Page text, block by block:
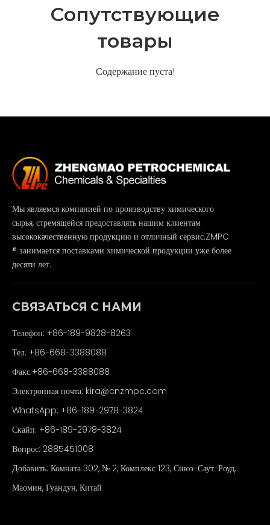
Cопутствующие
товары
Содержание пуста!
Мы являемся компанией по производству химического
сырья, стремящейся предоставлять нашим клиентам
высококачественную продукцию и отличный сервис.ZMPC
® занимается поставками химической продукции уже более
десяти лет.
СВЯЗАТЬСЯ С НАМИ
Телефон: +86-189-9828-8263
Тел: +86-668-3388088
Факс:+86-668-3388088
Электронная почта: kira@cnzmpc.com
WhatsApp: +86-189-2978-3824
Скайп: +86-189-2978-3824
Вопрос: 2885451008
Добавить: Комната 302, № 2, Комплекс 123, Сиюэ-Саут-Роуд,
Маомин, Гуандун, Китай